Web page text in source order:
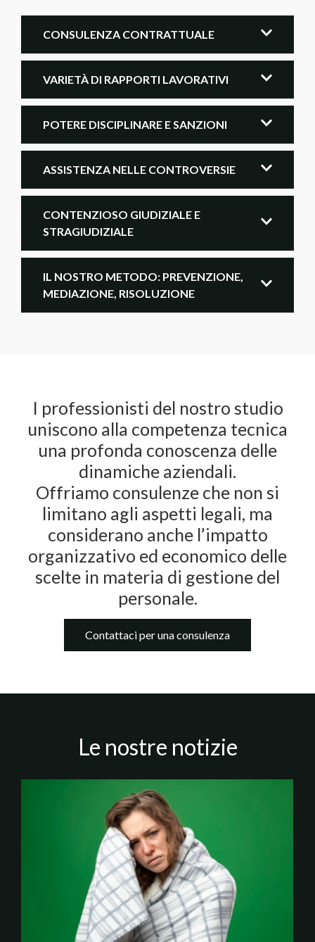
CONSULENZA CONTRATTUALE
VARIETÀ DI RAPPORTI LAVORATIVI
POTERE DISCIPLINARE E SANZIONI
ASSISTENZA NELLE CONTROVERSIE
CONTENZIOSO GIUDIZIALE E
STRAGIUDIZIALE
IL NOSTRO METODO: PREVENZIONE,
MEDIAZIONE, RISOLUZIONE
I professionisti del nostro studio
uniscono alla competenza tecnica
una profonda conoscenza delle
dinamiche aziendali.
Offriamo consulenze che non si
limitano agli aspetti legali, ma
considerano anche l’impatto
organizzativo ed economico delle
scelte in materia di gestione del
personale.
Contattaci per una consulenza
Le nostre notizie